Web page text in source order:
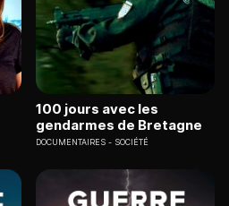
100 jours avec les
gendarmes de Bretagne
DOCUMENTAIRES SOCIÉTÉ